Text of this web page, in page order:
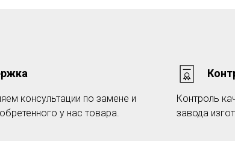
консультации по замене и
у нас товара.
Контроль
завода